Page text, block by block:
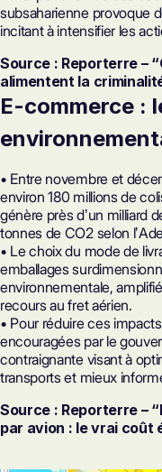
subsaharienne provoque
incitant à intensifier les
Source : Reporterre –
alimentent la
E-commerce :
• Entre novembre et
environ 180 millions de
génère près dʼun milliard
tonnes de CO2 selon
• Le choix du mode de
emballages
environnementale,
recours au fret aérien.
• Pour réduire ces
encouragées par le
contraignante visant à
transports et mieux
Source : Reporterre –
par avion : le vrai coût